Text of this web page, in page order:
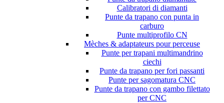
Calibratori di diamanti
Punte da trapano con punta in
carburo
Punte multiprofilo CN
Mèches & adaptateurs pour perceuse
Punte per trapani multimandrino
ciechi
Punte da trapano per fori passanti
Punte per sagomatura CNC
Punte da trapano con gambo filettato
per CNC